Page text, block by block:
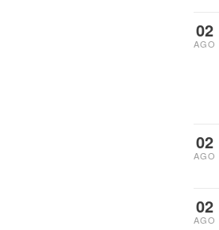
02
AGO
02
AGO
02
AGO